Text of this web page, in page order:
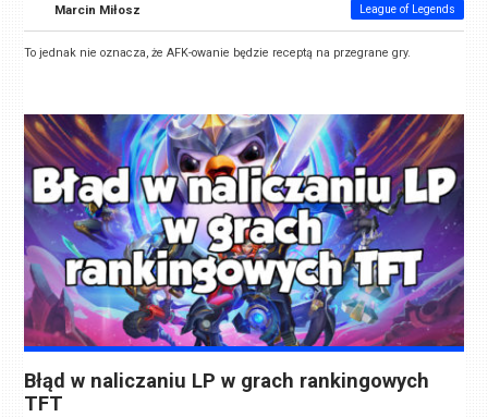
Marcin Miłosz League of Legends
To jednak nie oznacza, że AFK-owanie będzie receptą na przegrane gry.
Błąd w naliczaniu LP w grach rankingowych
TFT